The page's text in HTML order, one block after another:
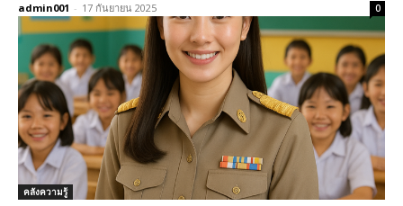
admin001 - 17 กันยายน 2025 0
คลังความรู้